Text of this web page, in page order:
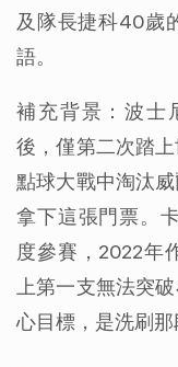
及隊長捷科40歲
語。
補充背景：波士
後，僅第二次踏
點球大戰中淘汰
拿下這張門票。
度參賽，2022年
上第一支無法突
心目標，是洗刷那